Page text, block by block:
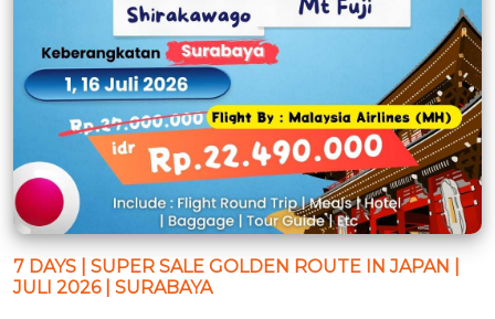
7 DAYS | SUPER SALE GOLDEN ROUTE IN JAPAN |
JULI 2026 | SURABAYA